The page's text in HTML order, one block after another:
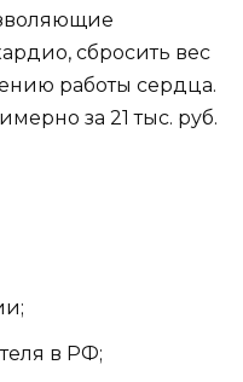
сбросить вес
работы сердца.
за 21 тыс. руб.
в РФ;